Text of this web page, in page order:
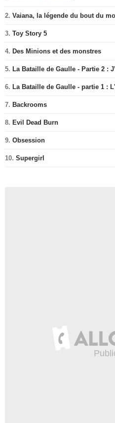
2. Vaiana, la légende du bout du
3. Toy Story 5
4. Des Minions et des monstres
5. La Bataille de Gaulle - Partie 2 :
6. La Bataille de Gaulle - partie 1 :
7. Backrooms
8. Evil Dead Burn
9. Obsession
10. Supergirl